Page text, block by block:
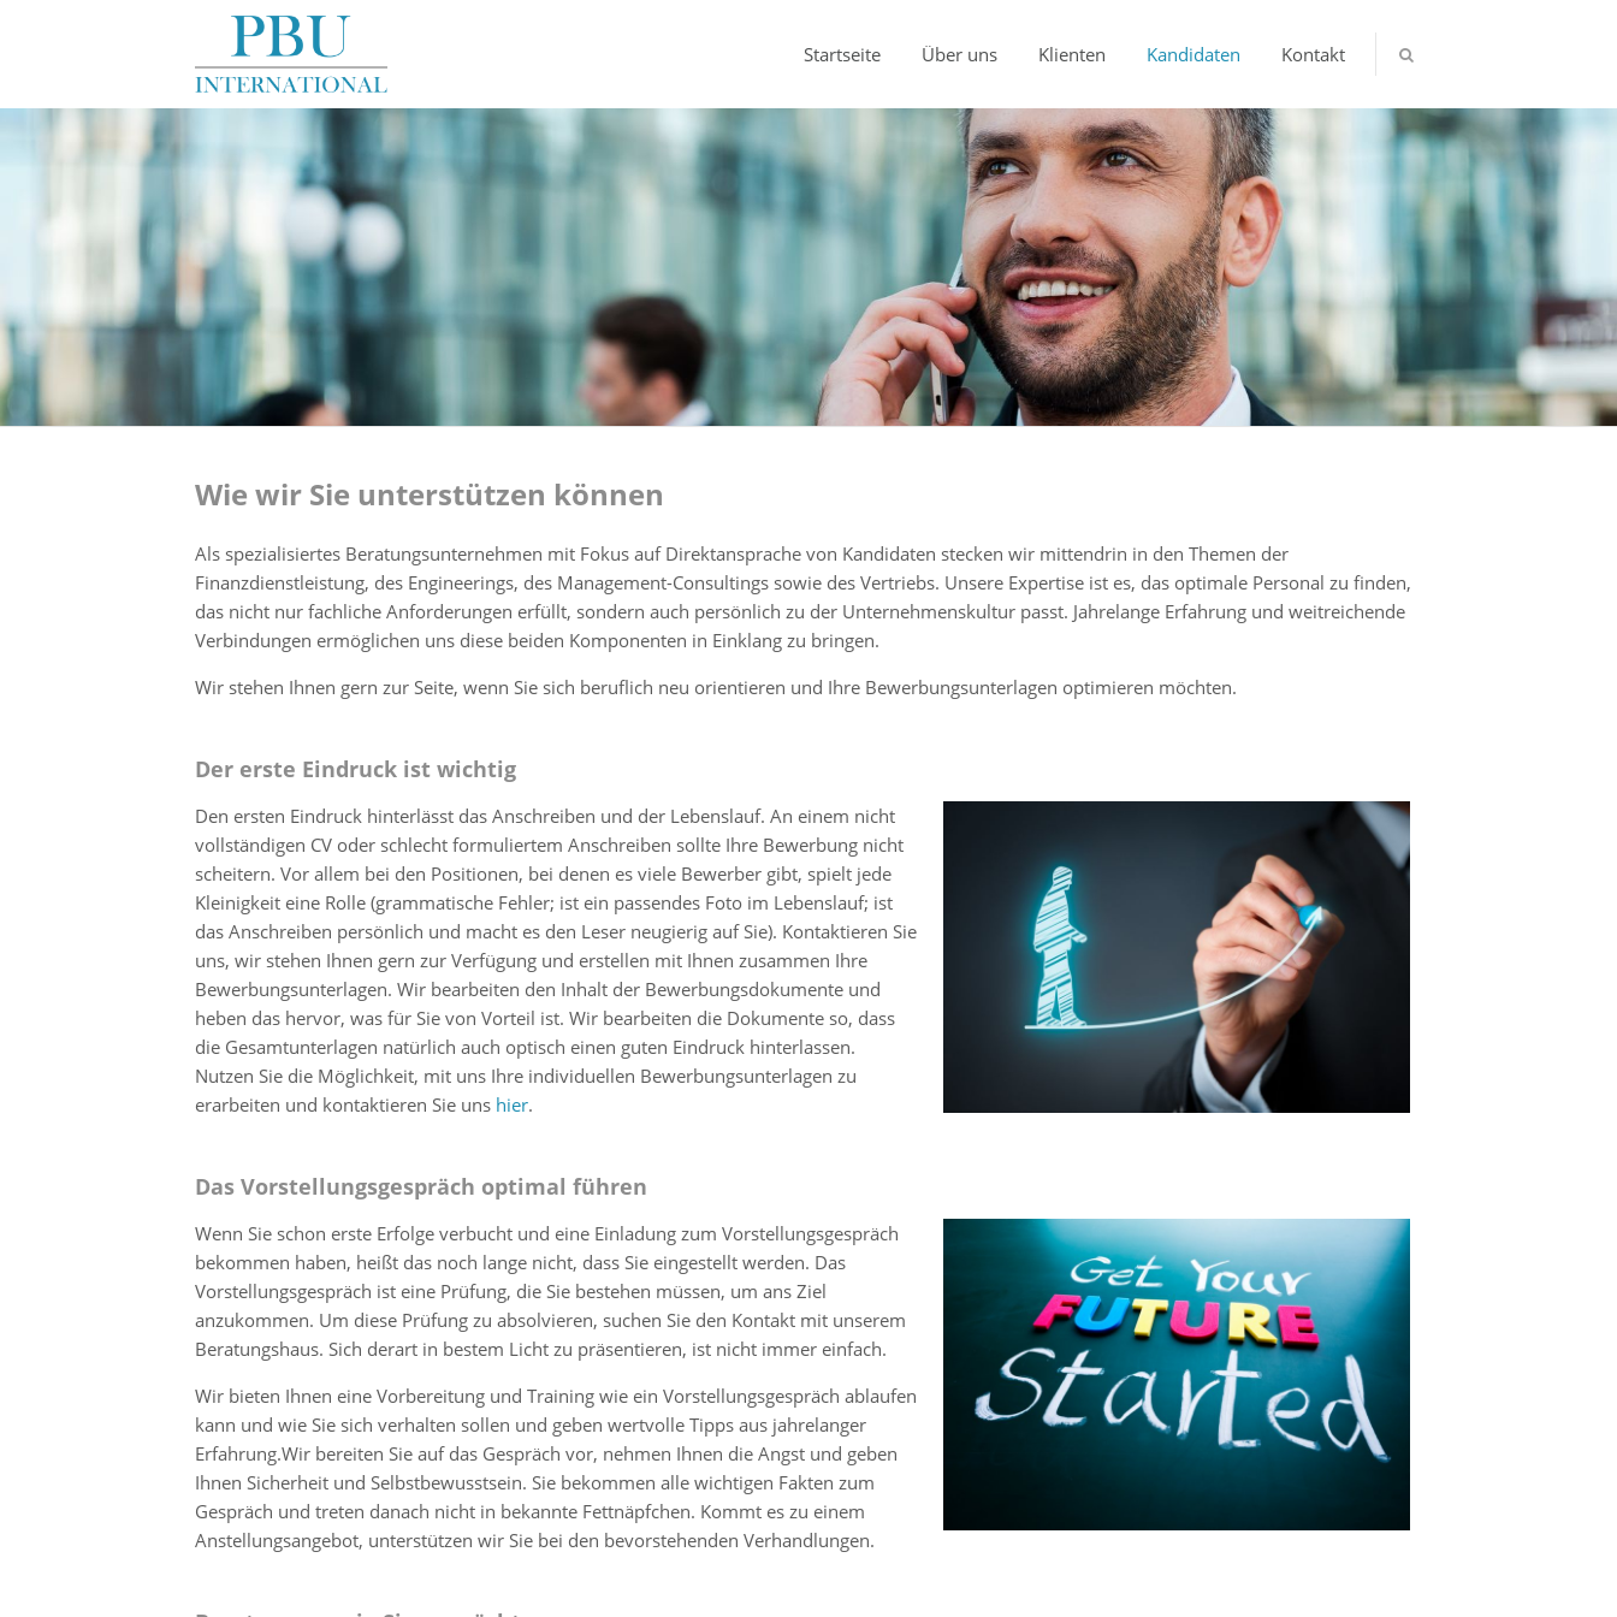
Startseite Über uns Klienten Kandidaten Kontakt
Wie wir Sie unterstützen können
Als spezialisiertes Beratungsunternehmen mit Fokus auf Direktansprache von Kandidaten stecken wir mittendrin in den Themen der
Finanzdienstleistung, des Engineerings, des Management-Consultings sowie des Vertriebs. Unsere Expertise ist es, das optimale Personal zu finden,
das nicht nur fachliche Anforderungen erfüllt, sondern auch persönlich zu der Unternehmenskultur passt. Jahrelange Erfahrung und weitreichende
Verbindungen ermöglichen uns diese beiden Komponenten in Einklang zu bringen.
Wir stehen Ihnen gern zur Seite, wenn Sie sich beruflich neu orientieren und Ihre Bewerbungsunterlagen optimieren möchten.
Der erste Eindruck ist wichtig
Den ersten Eindruck hinterlässt das Anschreiben und der Lebenslauf. An einem nicht
vollständigen CV oder schlecht formuliertem Anschreiben sollte Ihre Bewerbung nicht
scheitern. Vor allem bei den Positionen, bei denen es viele Bewerber gibt, spielt jede
Kleinigkeit eine Rolle (grammatische Fehler; ist ein passendes Foto im Lebenslauf; ist
das Anschreiben persönlich und macht es den Leser neugierig auf Sie). Kontaktieren Sie
uns, wir stehen Ihnen gern zur Verfügung und erstellen mit Ihnen zusammen Ihre
Bewerbungsunterlagen. Wir bearbeiten den Inhalt der Bewerbungsdokumente und
heben das hervor, was für Sie von Vorteil ist. Wir bearbeiten die Dokumente so, dass
die Gesamtunterlagen natürlich auch optisch einen guten Eindruck hinterlassen.
Nutzen Sie die Möglichkeit, mit uns Ihre individuellen Bewerbungsunterlagen zu
erarbeiten und kontaktieren Sie uns hier.
Das Vorstellungsgespräch optimal führen
Wenn Sie schon erste Erfolge verbucht und eine Einladung zum Vorstellungsgespräch
bekommen haben, heißt das noch lange nicht, dass Sie eingestellt werden. Das
Vorstellungsgespräch ist eine Prüfung, die Sie bestehen müssen, um ans Ziel
anzukommen. Um diese Prüfung zu absolvieren, suchen Sie den Kontakt mit unserem
Beratungshaus. Sich derart in bestem Licht zu präsentieren, ist nicht immer einfach.
Wir bieten Ihnen eine Vorbereitung und Training wie ein Vorstellungsgespräch ablaufen
kann und wie Sie sich verhalten sollen und geben wertvolle Tipps aus jahrelanger
Erfahrung.Wir bereiten Sie auf das Gespräch vor, nehmen Ihnen die Angst und geben
Ihnen Sicherheit und Selbstbewusstsein. Sie bekommen alle wichtigen Fakten zum
Gespräch und treten danach nicht in bekannte Fettnäpfchen. Kommt es zu einem
Anstellungsangebot, unterstützen wir Sie bei den bevorstehenden Verhandlungen.